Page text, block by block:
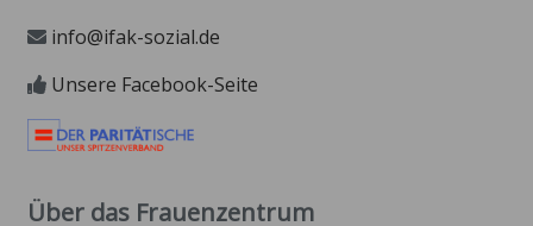
info@ifak-sozial.de
Unsere Facebook-Seite
Über das Frauenzentrum